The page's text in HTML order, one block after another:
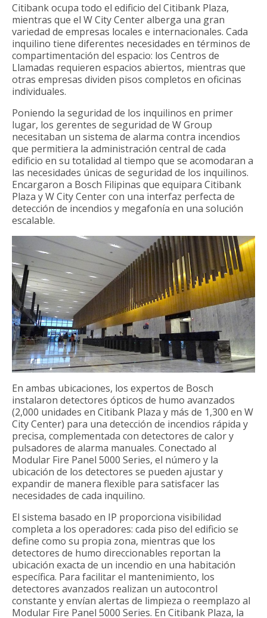
Citibank ocupa todo el edificio del Citibank Plaza,
mientras que el W City Center alberga una gran
variedad de empresas locales e internacionales. Cada
inquilino tiene diferentes necesidades en términos de
compartimentación del espacio: los Centros de
Llamadas requieren espacios abiertos, mientras que
otras empresas dividen pisos completos en oficinas
individuales.
Poniendo la seguridad de los inquilinos en primer
lugar, los gerentes de seguridad de W Group
necesitaban un sistema de alarma contra incendios
que permitiera la administración central de cada
edificio en su totalidad al tiempo que se acomodaran a
las necesidades únicas de seguridad de los inquilinos.
Encargaron a Bosch Filipinas que equipara Citibank
Plaza y W City Center con una interfaz perfecta de
detección de incendios y megafonía en una solución
escalable.
En ambas ubicaciones, los expertos de Bosch
instalaron detectores ópticos de humo avanzados
(2,000 unidades en Citibank Plaza y más de 1,300 en W
City Center) para una detección de incendios rápida y
precisa, complementada con detectores de calor y
pulsadores de alarma manuales. Conectado al
Modular Fire Panel 5000 Series, el número y la
ubicación de los detectores se pueden ajustar y
expandir de manera flexible para satisfacer las
necesidades de cada inquilino.
El sistema basado en IP proporciona visibilidad
completa a los operadores: cada piso del edificio se
define como su propia zona, mientras que los
detectores de humo direccionables reportan la
ubicación exacta de un incendio en una habitación
específica. Para facilitar el mantenimiento, los
detectores avanzados realizan un autocontrol
constante y envían alertas de limpieza o reemplazo al
Modular Fire Panel 5000 Series. En Citibank Plaza, la